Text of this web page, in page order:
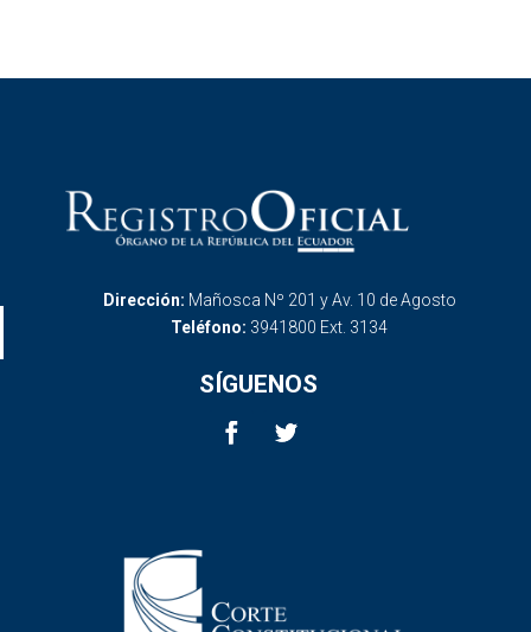
Dirección: Mañosca Nº 201 y Av. 10 de Agosto
Teléfono: 3941800 Ext. 3134
SÍGUENOS